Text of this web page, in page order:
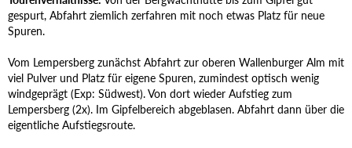
gespurt, Abfahrt ziemlich zerfahren mit noch etwas Platz für neue
Spuren.
Vom Lempersberg zunächst Abfahrt zur oberen Wallenburger Alm mit
viel Pulver und Platz für eigene Spuren, zumindest optisch wenig
windgeprägt (Exp: Südwest). Von dort wieder Aufstieg zum
Lempersberg (2x). Im Gipfelbereich abgeblasen. Abfahrt dann über die
eigentliche Aufstiegsroute.